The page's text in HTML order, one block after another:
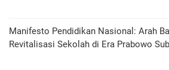
Manifesto Pendidikan Nasional: Arah
Revitalisasi Sekolah di Era Prabowo